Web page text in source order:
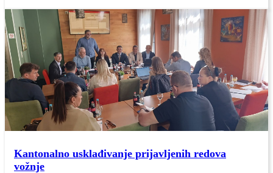
Kantonalno usklađivanje prijavljenih redova
vožnje